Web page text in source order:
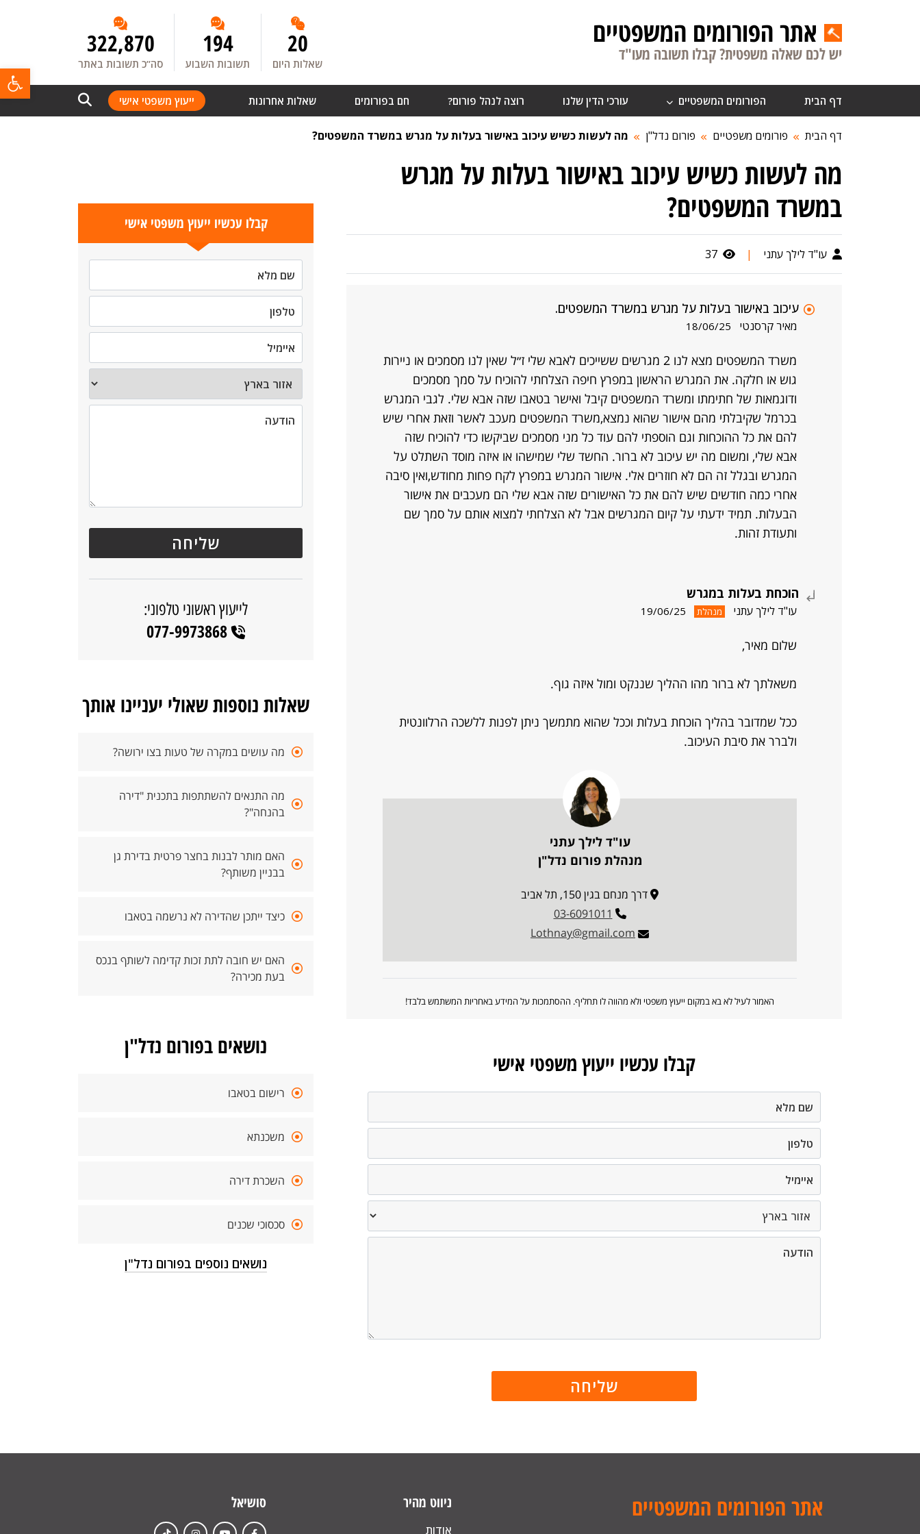
אתר הפורומים המשפטיים
יש לכם שאלה משפטית? קבלו תשובה מעו"ד 20
שאלות היום
194
תשובות השבוע
322,870
סה”כ תשובות באתר
דף הבית הפורומים המשפטיים עורכי הדין שלנו רוצה לנהל פורום? חם בפורומים שאלות אחרונות ייעוץ משפטי אישי
דף הבית פורומים משפטיים פורום נדל"ן מה לעשות כשיש עיכוב באישור בעלות על מגרש במשרד המשפטים?
מה לעשות כשיש עיכוב באישור בעלות על מגרש
במשרד המשפטים?
עו"ד לילך עתני |
37
עיכוב באישור בעלות על מגרש במשרד המשפטים.
מאיר קרסנטי 18/06/25
משרד המשפטים מצא לנו 2 מגרשים ששייכים לאבא שלי ז״ל שאין לנו מסמכים או ניירות
גוש או חלקה. את המגרש הראשון במפרץ חיפה הצלחתי להוכיח על סמך מסמכים
ודוגמאות של חתימתו ומשרד המשפטים קיבל ואישר בטאבו שזה אבא שלי. לגבי המגרש
בכרמל שקיבלתי מהם אישור שהוא נמצא,משרד המשפטים מעכב לאשר וזאת אחרי שיש
להם את כל ההוכחות וגם הוספתי להם עוד כל מני מסמכים שביקשו כדי להוכיח שזה
אבא שלי, ומשום מה יש עיכוב לא ברור. החשד שלי שמישהו או איזה מוסד השתלט על
המגרש ובגלל זה הם לא חוזרים אלי. אישור המגרש במפרץ לקח פחות מחודש,ואין סיבה
אחרי כמה חודשים שיש להם את כל האישורים שזה אבא שלי הם מעכבים את אישור
הבעלות. תמיד ידעתי על קיום המגרשים אבל לא הצלחתי למצוא אותם על סמך שם
ותעודת זהות.
הוכחת בעלות במגרש
עו"ד לילך עתני מנהלת 19/06/25
שלום מאיר,
משאלתך לא ברור מהו ההליך שננקט ומול איזה גוף.
ככל שמדובר בהליך הוכחת בעלות וככל שהוא מתמשך ניתן לפנות ללשכה הרלוונטית
ולברר את סיבת העיכוב.
עו"ד לילך עתני
מנהלת פורום נדל"ן
דרך מנחם בגין 150, תל אביב
03-6091011
Lothnay@gmail.com
האמור לעיל לא בא במקום ייעוץ משפטי ולא מהווה לו תחליף. ההסתמכות על המידע באחריות המשתמש בלבד!
קבלו עכשיו ייעוץ משפטי אישי
קבלו עכשיו ייעוץ משפטי אישי
לייעוץ ראשוני טלפוני:
077-9973868
שאלות נוספות שאולי יעניינו אותך
מה עושים במקרה של טעות בצו ירושה?
מה התנאים להשתתפות בתכנית "דירה
בהנחה"?
האם מותר לבנות בחצר פרטית בדירת גן
בבניין משותף?
כיצד ייתכן שהדירה לא נרשמה בטאבו
האם יש חובה לתת זכות קדימה לשותף בנכס
בעת מכירה?
נושאים בפורום נדל"ן
רישום בטאבו
משכנתא
השכרת דירה
סכסוכי שכנים
נושאים נוספים בפורום נדל"ן
אתר הפורומים המשפטיים ניווט מהיר
אודות
סושיאל